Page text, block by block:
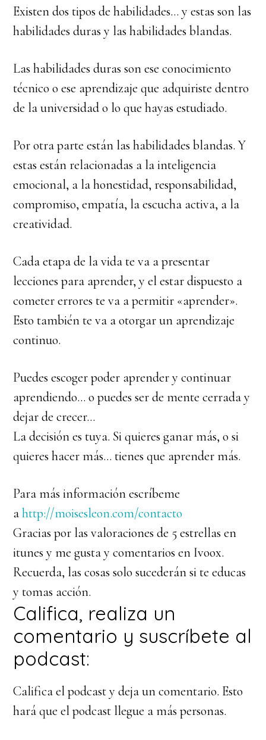
Existen dos tipos de habilidades… y estas son las
habilidades duras y las habilidades blandas.
Las habilidades duras son ese conocimiento
técnico o ese aprendizaje que adquiriste dentro
de la universidad o lo que hayas estudiado.
Por otra parte están las habilidades blandas. Y
estas están relacionadas a la inteligencia
emocional, a la honestidad, responsabilidad,
compromiso, empatía, la escucha activa, a la
creatividad.
Cada etapa de la vida te va a presentar
lecciones para aprender, y el estar dispuesto a
cometer errores te va a permitir «aprender».
Esto también te va a otorgar un aprendizaje
continuo.
Puedes escoger poder aprender y continuar
aprendiendo… o puedes ser de mente cerrada y
dejar de crecer…
La decisión es tuya. Si quieres ganar más, o si
quieres hacer más… tienes que aprender más.
Para más información escríbeme
ahttp://moisesleon.com/contacto
Gracias por las valoraciones de 5 estrellas en
itunes y me gusta y comentarios en Ivoox.
Recuerda, las cosas solo sucederán si te educas
y tomas acción.
Califica, realiza un
comentario y suscríbete al
podcast:
Califica el podcast y deja un comentario. Esto
hará que el podcast llegue a más personas.